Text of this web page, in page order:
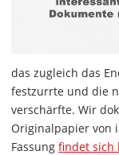
das zugleich das
festzurrte und die
verschärfte. Wir
Originalpapier von
Fassung findet sich